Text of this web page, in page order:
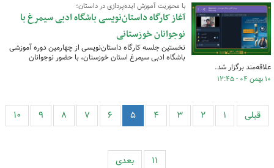
با محوریت آموزش ایده‌پردازی در داستان؛
آغاز کارگاه داستان‌نویسی باشگاه ادبی سیمرغ با
نوجوانان خوزستانی
نخستین جلسه کارگاه داستان‌نویسی از چهارمین دوره آموزشی
باشگاه ادبی سیمرغ استان خوزستان، با حضور نوجوانان
علاقه‌مند برگزار شد.
۱۰ بهمن ۰۴ - ۱۲:۴۵
قبلی ۱ ۲ ۳ ۴ ۵ ۶ ۷ ۸ ۹ ۱۰
۱۱ بعدی